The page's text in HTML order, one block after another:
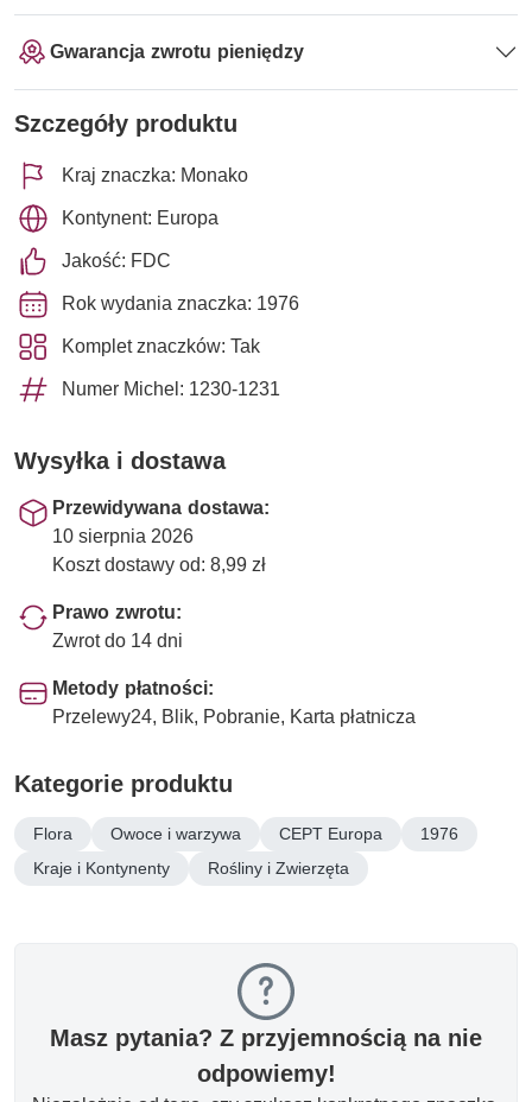
Gwarancja zwrotu pieniędzy
Szczegóły produktu
Kraj znaczka: Monako
Kontynent: Europa
Jakość: FDC
Rok wydania znaczka: 1976
Komplet znaczków: Tak
Numer Michel: 1230-1231
Wysyłka i dostawa
Przewidywana dostawa:
10 sierpnia 2026
Koszt dostawy od: 8,99 zł
Prawo zwrotu:
Zwrot do 14 dni
Metody płatności:
Przelewy24, Blik, Pobranie, Karta płatnicza
Kategorie produktu
Flora Owoce i warzywa CEPT Europa
1976
Kraje i Kontynenty
Rośliny i Zwierzęta
Masz pytania? Z przyjemnością na nie
odpowiemy!